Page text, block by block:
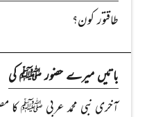
طاقتور کون؟
باتیں میرے حضور ﷺ کی
آخری نبی محمد عربی ﷺ کا